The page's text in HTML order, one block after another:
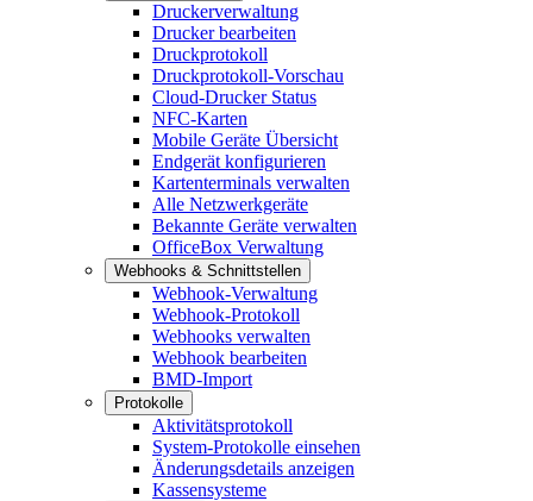
Druckerverwaltung
Drucker bearbeiten
Druckprotokoll
Druckprotokoll-Vorschau
Cloud-Drucker Status
NFC-Karten
Mobile Geräte Übersicht
Endgerät konfigurieren
Kartenterminals verwalten
Alle Netzwerkgeräte
Bekannte Geräte verwalten
OfficeBox Verwaltung
Webhooks & Schnittstellen
Webhook-Verwaltung
Webhook-Protokoll
Webhooks verwalten
Webhook bearbeiten
BMD-Import
Protokolle
Aktivitätsprotokoll
System-Protokolle einsehen
Änderungsdetails anzeigen
Kassensysteme